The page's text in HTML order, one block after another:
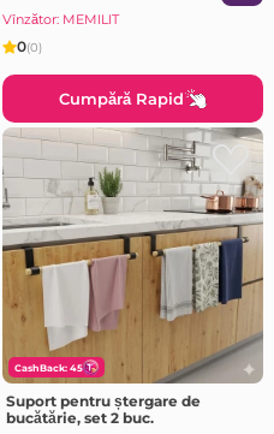
Vînzător: MEMILIT
0(0)
Cumpără Rapid
CashBack: 45
Suport pentru ștergare de
bucătărie, set 2 buc.